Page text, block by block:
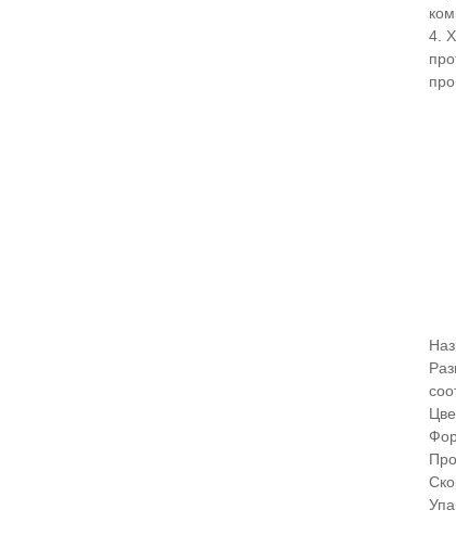
4.